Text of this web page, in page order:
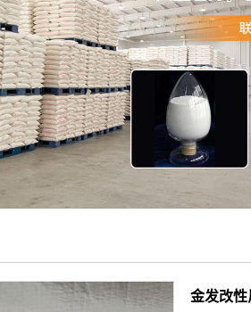
金发改性